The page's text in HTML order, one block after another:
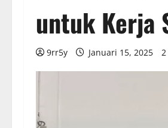
untuk Kerja
9rr5y Januari 15, 2025